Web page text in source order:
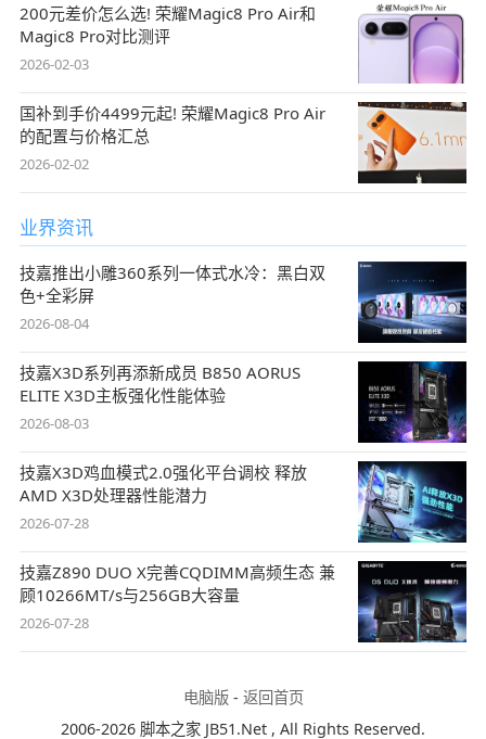
200元差价怎么选! 荣耀Magic8 Pro Air和
Magic8 Pro对比测评
2026-02-03
国补到手价4499元起! 荣耀Magic8 Pro Air
的配置与价格汇总
2026-02-02
业界资讯
技嘉推出小雕360系列一体式水冷：黑白双
色+全彩屏
2026-08-04
技嘉X3D系列再添新成员 B850 AORUS
ELITE X3D主板强化性能体验
2026-08-03
技嘉X3D鸡血模式2.0强化平台调校 释放
AMD X3D处理器性能潜力
2026-07-28
技嘉Z890 DUO X完善CQDIMM高频生态 兼
顾10266MT/s与256GB大容量
2026-07-28
电脑版- 返回首页
2006-2026 脚本之家 JB51.Net , All Rights Reserved.